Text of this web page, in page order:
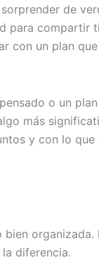
de
para compartir
con un plan
o un
más
y con lo
diferencia.